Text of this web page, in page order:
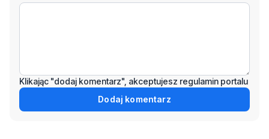
Klikając "dodaj komentarz", akceptujesz regulamin portalu
Dodaj komentarz